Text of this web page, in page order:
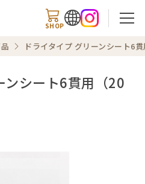
SHOP
ドライタイプ グリーンシート6
ンシート6貫用（20